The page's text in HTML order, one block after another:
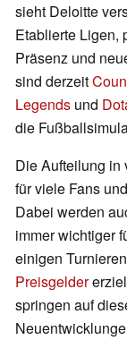
sieht Deloitte
Etablierte Ligen,
Präsenz und
sind derzeit
Legends und
die
Die Aufteilung in
für viele Fans
Dabei werden
immer wichtiger
einigen
Preisgelder
springen auf